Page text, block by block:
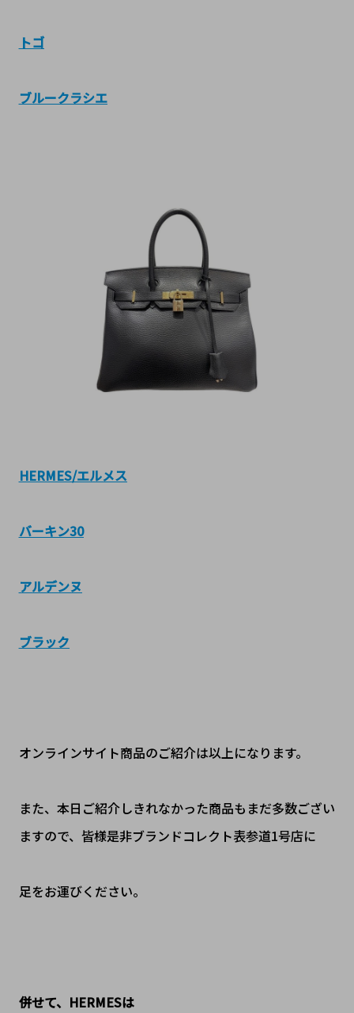
トゴ
ブルークラシエ
HERMES/エルメス
バーキン30
アルデンヌ
ブラック
オンラインサイト商品のご紹介は以上になります。
また、本日ご紹介しきれなかった商品もまだ多数ござい
ますので、皆様是非ブランドコレクト表参道1号店に
足をお運びください。
併せて、HERMESは